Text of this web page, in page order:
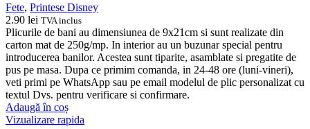
Fete, Printese Disney
2.90 lei TVA inclus
Plicurile de bani au dimensiunea de 9x21cm si sunt realizate din
carton mat de 250g/mp. In interior au un buzunar special pentru
introducerea banilor. Acestea sunt tiparite, asamblate si pregatite de
pus pe masa. Dupa ce primim comanda, in 24-48 ore (luni-vineri),
veti primi pe WhatsApp sau pe email modelul de plic personalizat cu
textul Dvs. pentru verificare si confirmare.
Adaugă în coș
Vizualizare rapida